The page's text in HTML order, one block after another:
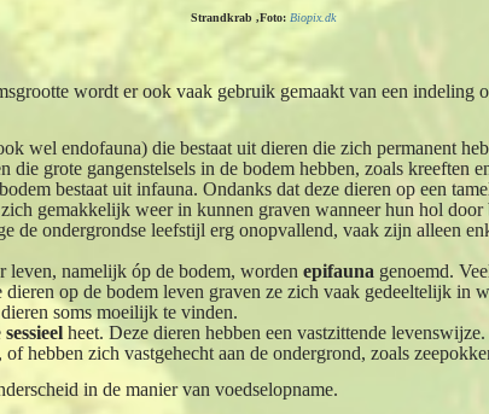
Strandkrab ,Foto: Biopix.dk
wordt er ook vaak gebruik gemaakt van een indeling
wel endofauna) die bestaat uit dieren die zich permanent
die grote gangenstelsels in de bodem hebben, zoals kreeften
bestaat uit infauna. Ondanks dat deze dieren op een
gemakkelijk weer in kunnen graven wanneer hun hol
de ondergrondse leefstijl erg onopvallend, vaak zijn alleen
leven, namelijk óp de bodem, wordenepifauna genoemd.
dieren op de bodem leven graven ze zich vaak gedeeltelijk in
soms moeilijk te vinden.
sessieel heet. Deze dieren hebben een vastzittende
hebben zich vastgehecht aan de ondergrond, zoals
in de manier van voedselopname.